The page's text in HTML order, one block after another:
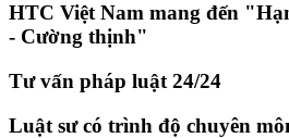
HTC Việt Nam mang đến
- Cường thịnh"
Tư vấn pháp luật 24/24
Luật sư có trình độ chuyên